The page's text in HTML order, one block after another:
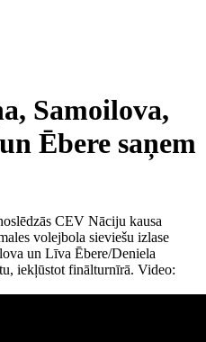
Samoilova,
Ēbere saņem
CEV Nāciju kausa
volejbola sieviešu izlase
un Līva Ēbere/Deniela
iekļūstot finālturnīrā. Video: